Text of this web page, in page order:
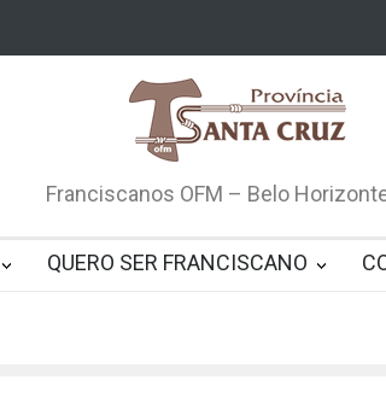
Franciscanos OFM – Belo
QUERO SER FRANCISCANO